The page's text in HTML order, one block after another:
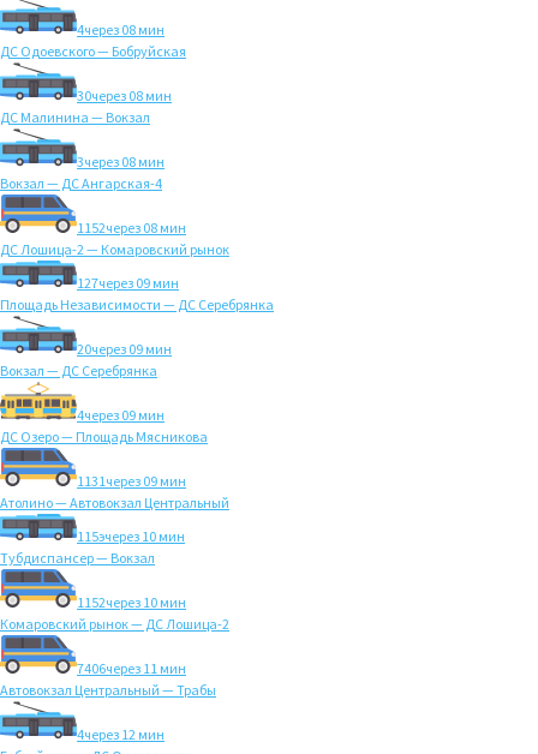
4через 08 мин
ДС Одоевского — Бобруйская
30через 08 мин
ДС Малинина — Вокзал
3через 08 мин
Вокзал — ДС Ангарская-4
1152через 08 мин
ДС Лошица-2 — Комаровский рынок
127через 09 мин
Площадь Независимости — ДС Серебрянка
20через 09 мин
Вокзал — ДС Серебрянка
4через 09 мин
ДС Озеро — Площадь Мясникова
1131через 09 мин
Атолино — Автовокзал Центральный
115эчерез 10 мин
Тубдиспансер — Вокзал
1152через 10 мин
Комаровский рынок — ДС Лошица-2
7406через 11 мин
Автовокзал Центральный — Трабы
4через 12 мин